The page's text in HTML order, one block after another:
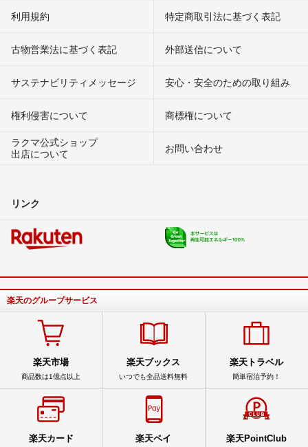
利用規約 特定商取引法に基づく表記
古物営業法に基づく表記 外部送信について
サステナビリティメッセージ 安心・安全のための取り組み
権利侵害について
商標権について
ラクマ公式ショップ
出店について
お問い合わせ
リンク
楽天のグループサービス
楽天市場
商品数は1億点以上
楽天ブックス
いつでも全品送料無料
楽天トラベル
簡単宿泊予約！
楽天カード 楽天ペイ 楽天PointClub